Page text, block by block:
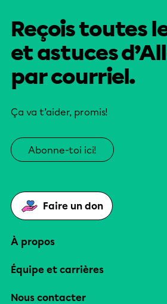
Reçois toutes
et astuces
par courriel.
Ça va t’aider, promis!
Abonne-toi ici!
Faire un don
À propos
Équipe et carrières
Nous contacter